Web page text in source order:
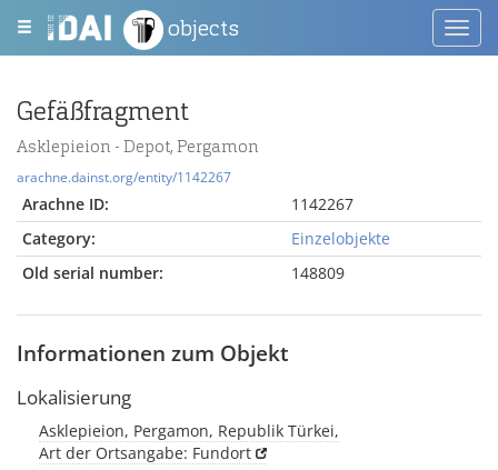
objects
Gefäßfragment
Asklepieion - Depot, Pergamon
arachne.dainst.org/entity/1142267
Arachne ID:
1142267
Category:
Einzelobjekte
Old serial number:
148809
Informationen zum Objekt
Lokalisierung
Asklepieion, Pergamon, Republik Türkei,
Art der Ortsangabe: Fundort